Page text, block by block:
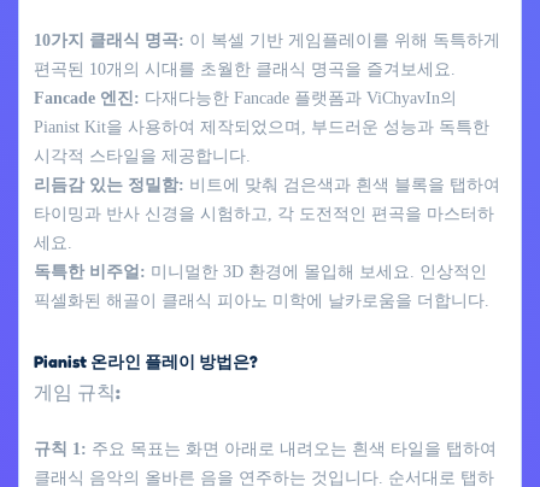
10가지 클래식 명곡: 이 복셀 기반 게임플레이를 위해 독특하게
편곡된 10개의 시대를 초월한 클래식 명곡을 즐겨보세요.
Fancade 엔진: 다재다능한 Fancade 플랫폼과 ViChyavIn의
Pianist Kit을 사용하여 제작되었으며, 부드러운 성능과 독특한
시각적 스타일을 제공합니다.
리듬감 있는 정밀함: 비트에 맞춰 검은색과 흰색 블록을 탭하여
타이밍과 반사 신경을 시험하고, 각 도전적인 편곡을 마스터하
세요.
독특한 비주얼: 미니멀한 3D 환경에 몰입해 보세요. 인상적인
픽셀화된 해골이 클래식 피아노 미학에 날카로움을 더합니다.
Pianist 온라인 플레이 방법은?
게임 규칙:
규칙 1: 주요 목표는 화면 아래로 내려오는 흰색 타일을 탭하여
클래식 음악의 올바른 음을 연주하는 것입니다. 순서대로 탭하